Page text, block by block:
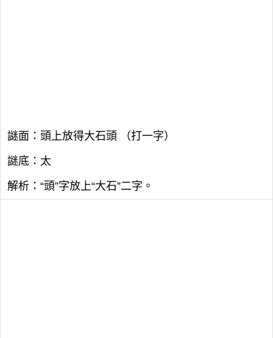
謎面：頭上放得大石頭 （打一字）
謎底：太
解析：“頭”字放上“大石”二字。